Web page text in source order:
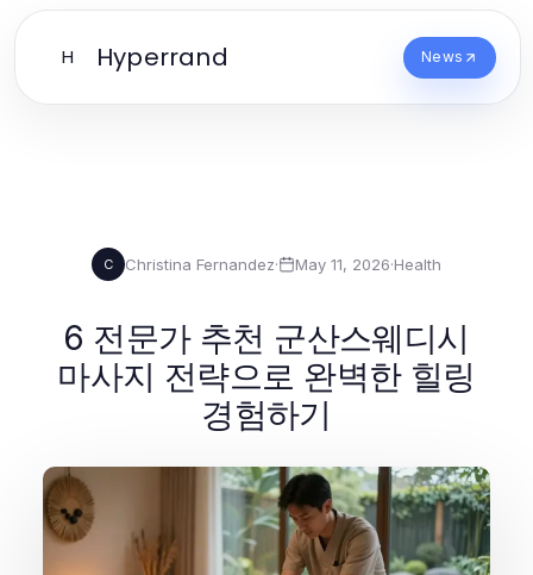
H Hyperrand News
C Christina Fernandez· May 11, 2026·Health
6 전문가 추천 군산스웨디시
마사지 전략으로 완벽한 힐링
경험하기